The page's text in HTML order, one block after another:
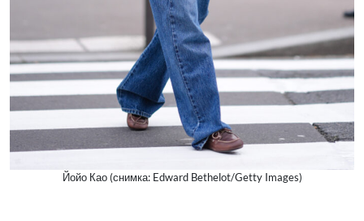
Йойо Као (снимка: Edward Bethelot/Getty Images)